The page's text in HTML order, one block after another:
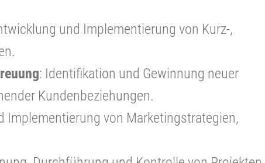
und Implementierung von Kurz-,
: Identifikation und Gewinnung neuer
Kundenbeziehungen.
Implementierung von Marketingstrategien,